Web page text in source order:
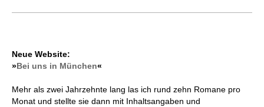
Neue Website:
»Bei uns in München«
Mehr als zwei Jahrzehnte lang las ich rund zehn Romane pro
Monat und stellte sie dann mit Inhaltsangaben und